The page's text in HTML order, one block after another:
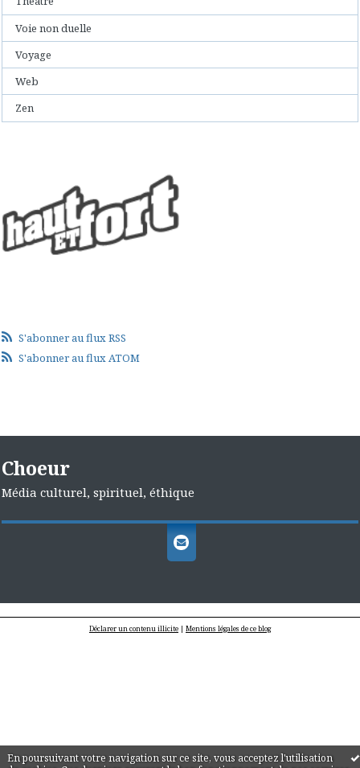
En poursuivant votre navigation sur ce site, vous acceptez l'utilisation
Voie non duelle
Voyage
Web
Zen
S'abonner au flux RSS
S'abonner au flux ATOM
Choeur
Média culturel, spirituel, éthique
Déclarer un contenu illicite | Mentions légales de ce blog